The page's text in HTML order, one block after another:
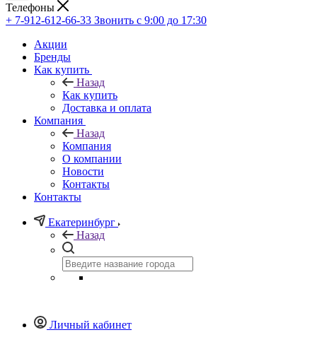
Телефоны
+ 7-912-612-66-33 Звонить с 9:00 до 17:30
Акции
Бренды
Как купить
Назад
Как купить
Доставка и оплата
Компания
Назад
Компания
О компании
Новости
Контакты
Контакты
Екатеринбург
Назад
Личный кабинет